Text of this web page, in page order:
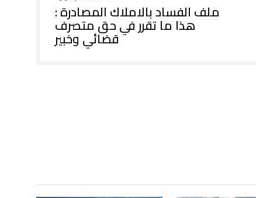
ملف الفساد بالاملاك المصادرة :
هذا ما تقرر في حق متصرف
قضائي وخبير